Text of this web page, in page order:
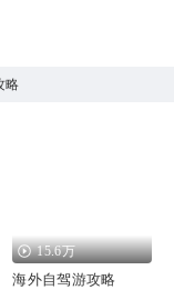
略
15.6万
海外自驾游攻略